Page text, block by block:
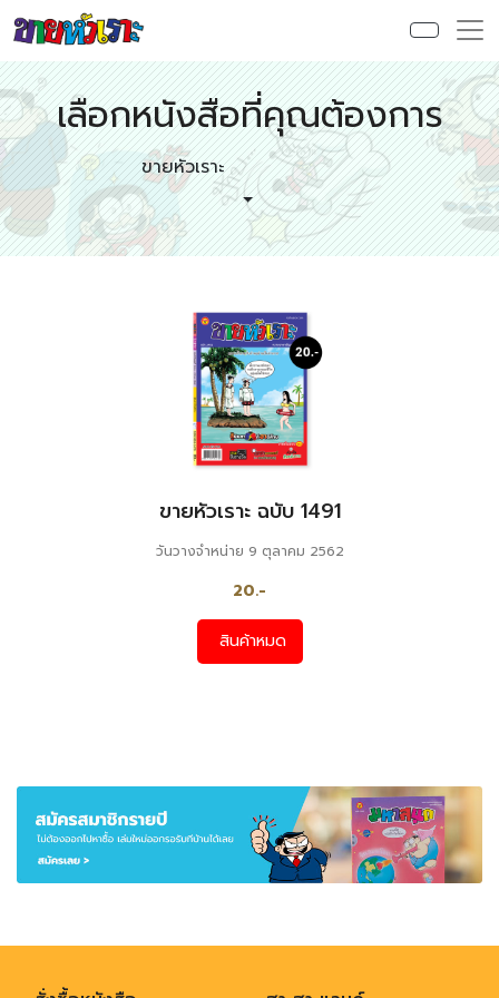
เลือกหนังสือที่คุณต้องการ
ขายหัวเราะ
ขายหัวเราะ ฉบับ 1491
วันวางจำหน่าย 9 ตุลาคม 2562
20.-
สินค้าหมด